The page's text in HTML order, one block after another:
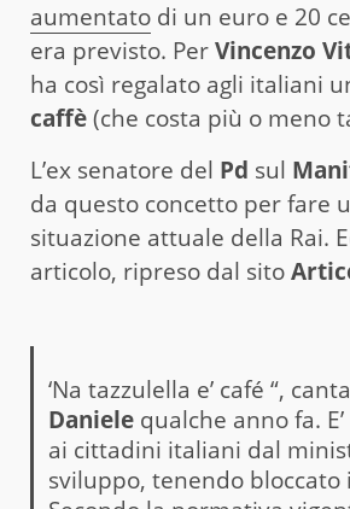
aumentato di un euro e 20
era previsto. PerVincenzo
ha così regalato agli italiani
caffè(che costa più o meno
L’ex senatore del Pd sul
da questo concetto per fare
situazione attuale della Rai.
articolo, ripreso dal sito
‘Na tazzulella e’ café “,
Danielequalche anno fa.
ai cittadini italiani dal
sviluppo, tenendo bloccato